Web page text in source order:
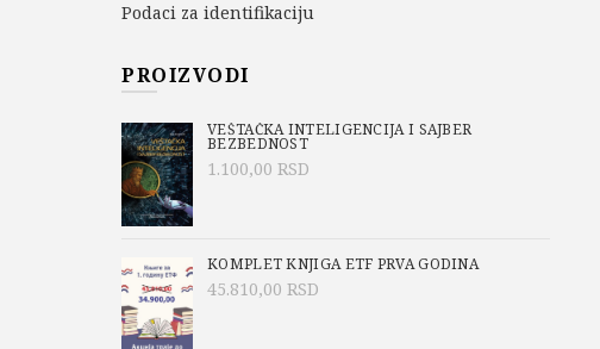
Podaci za identifikaciju
PROIZVODI
VEŠTAČKA INTELIGENCIJA I SAJBER
BEZBEDNOST
1.100,00 RSD
KOMPLET KNJIGA ETF PRVA GODINA
45.810,00 RSD